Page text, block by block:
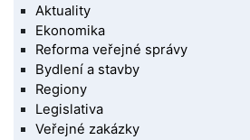
Aktuality
Ekonomika
Reforma veřejné správy
Bydlení a stavby
Regiony
Legislativa
Veřejné zakázky